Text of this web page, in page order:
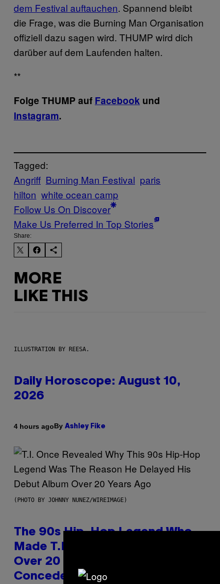
dem Festival auftauchen. Spannend bleibt
die Frage, was die Burning Man Organisation
offiziell dazu sagen wird. THUMP wird dich
darüber auf dem Laufenden halten.
**
Folge THUMP auf Facebook und
Instagram.
Tagged:
Angriff Burning Man Festival paris
hilton white ocean camp
Follow Us On Discover
Make Us Preferred In Top Stories
Share:
MORE
LIKE THIS
ILLUSTRATION BY REESA.
Daily Horoscope: August 10,
2026
4 hours agoBy Ashley Fike
(PHOTO BY JOHNNY NUNEZ/WIREIMAGE)
The 90s Hip-Hop Legend Who
Made T.I. Delay His Debut Album
Over 20 Years Ago: ‘I Definitely
Conceded’